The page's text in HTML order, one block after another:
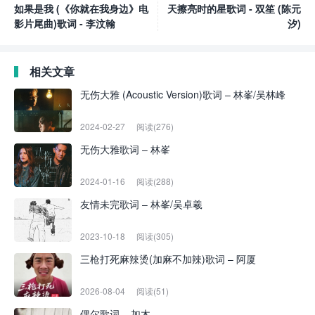
如果是我 (《你就在我身边》电
影片尾曲)歌词 - 李汶翰
天擦亮时的星歌词 - 双笙 (陈元
汐)
相关文章
无伤大雅 (Acoustic Version)歌词 – 林峯/吴林峰
2024-02-27 阅读(276)
无伤大雅歌词 – 林峯
2024-01-16 阅读(288)
友情未完歌词 – 林峯/吴卓羲
2023-10-18 阅读(305)
三枪打死麻辣烫(加麻不加辣)歌词 – 阿厦
2026-08-04 阅读(51)